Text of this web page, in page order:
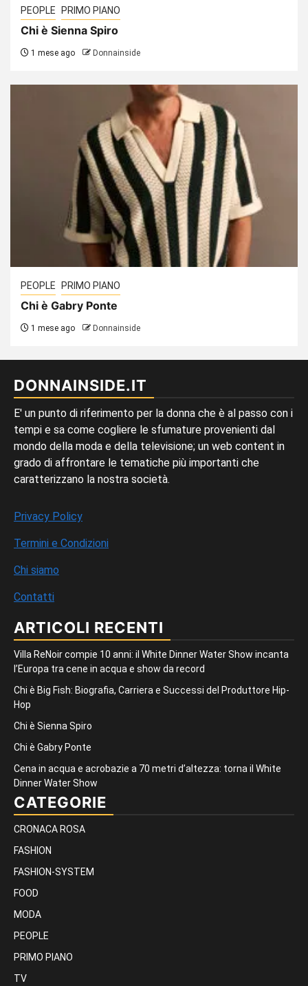
PEOPLE PRIMO PIANO
Chi è Sienna Spiro
1 mese ago Donnainside
PEOPLE PRIMO PIANO
Chi è Gabry Ponte
1 mese ago Donnainside
DONNAINSIDE.IT
E' un punto di riferimento per la donna che è al passo con i
tempi e sa come cogliere le sfumature provenienti dal
mondo della moda e della televisione; un web content in
grado di affrontare le tematiche più importanti che
caratterizzano la nostra società.
Privacy Policy
Termini e Condizioni
Chi siamo
Contatti
ARTICOLI RECENTI
Villa ReNoir compie 10 anni: il White Dinner Water Show incanta
l’Europa tra cene in acqua e show da record
Chi è Big Fish: Biografia, Carriera e Successi del Produttore Hip-
Hop
Chi è Sienna Spiro
Chi è Gabry Ponte
Cena in acqua e acrobazie a 70 metri d’altezza: torna il White
Dinner Water Show
CATEGORIE
CRONACA ROSA
FASHION
FASHION-SYSTEM
FOOD
MODA
PEOPLE
PRIMO PIANO
TV